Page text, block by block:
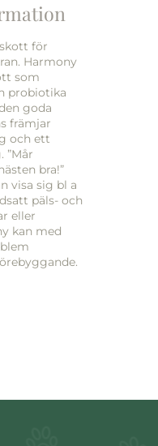
för
Harmony
som
probiotika
goda
främjar
och ett
”Mår
bra!”
visa sig bl a
päls- och
eller
kan med